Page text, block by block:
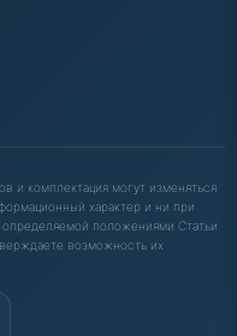
комплектация могут изменяться
характер и ни при
определяемой положениями Статьи
возможность их